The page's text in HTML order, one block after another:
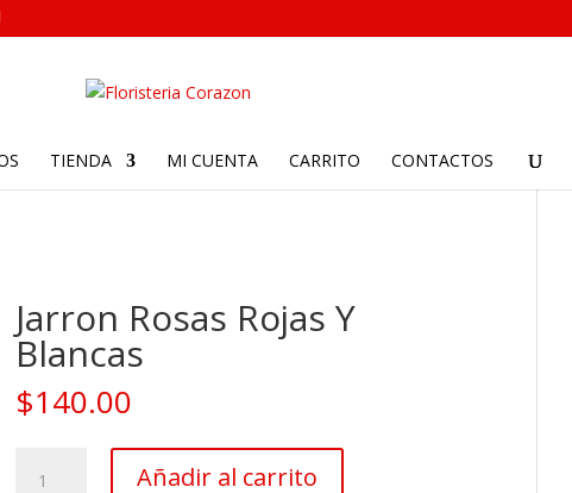
TIENDA MI CUENTA CARRITO CONTACTOS
Jarron Rosas Rojas Y
Blancas
$140.00
Rosas
Añadir al carrito